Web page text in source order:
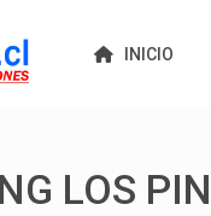
INICIO
LOS